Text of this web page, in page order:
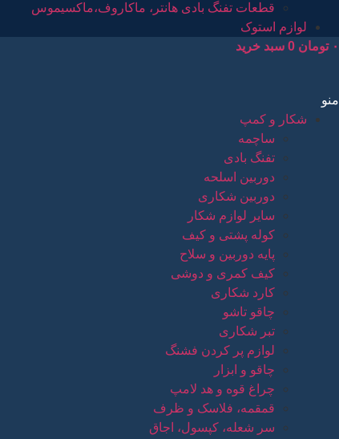
قطعات تفنگ بادی هانتر، ماکاروف،ماکسیموس
لوازم استوک
۰ تومان 0 سبد خرید
منو
شکار و کمپ
ساچمه
تفنگ بادی
دوربین اسلحه
دوربین شکاری
سایر لوازم شکار
کوله پشتی و کیف
پایه دوربین و سلاح
کیف کمری و دوشی
کارد شکاری
چاقو تاشو
تبر شکاری
لوازم پر کردن فشنگ
چاقو و ابزار
چراغ قوه و هد لامپ
قمقمه، فلاسک و ظرف
سر شعله، کپسول، اجاق